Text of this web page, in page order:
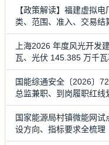
【政策解读】福建虚拟
类、范围、准入、交易结
上海2026 年度风光开发
瓦、光伏 145.385 万千
国能综通安全〔2026〕
总监兼职、到岗履职红线
国家能源局村镇微能网
设方向、指标要求全梳理